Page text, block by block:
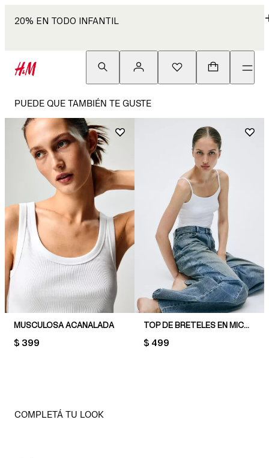
20% EN TODO INFANTIL
PUEDE QUE TAMBIÉN TE GUSTE
MUSCULOSA ACANALADA
PRICE:
$ 399
TOP DE BRETELES EN MICROFIBRA
PRICE:
$ 499
COMPLETÁ TU LOOK